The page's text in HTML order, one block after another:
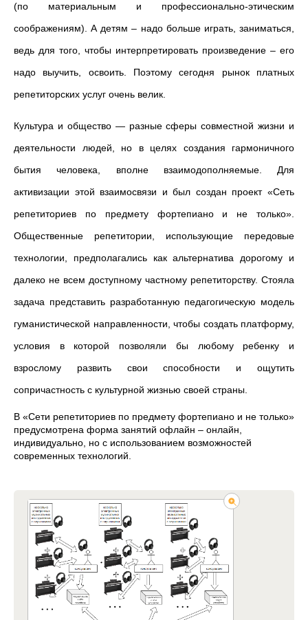
(по материальным и профессионально-этическим
соображениям). А детям – надо больше играть, заниматься,
ведь для того, чтобы интерпретировать произведение – его
надо выучить, освоить. Поэтому сегодня рынок платных
репетиторских услуг очень велик.
Культура и общество — разные сферы совместной жизни и
деятельности людей, но в целях создания гармоничного
бытия человека, вполне взаимодополняемые. Для
активизации этой взаимосвязи и был создан проект «Сеть
репетиториев по предмету фортепиано и не только».
Общественные репетитории, использующие передовые
технологии, предполагались как альтернатива дорогому и
далеко не всем доступному частному репетиторству. Стояла
задача представить разработанную педагогическую модель
гуманистической направленности, чтобы создать платформу,
условия в которой позволяли бы любому ребенку и
взрослому развить свои способности и ощутить
сопричастность с культурной жизнью своей страны.
В «Сети репетиториев по предмету фортепиано и не только»
предусмотрена форма занятий офлайн – онлайн,
индивидуально, но с использованием возможностей
современных технологий.